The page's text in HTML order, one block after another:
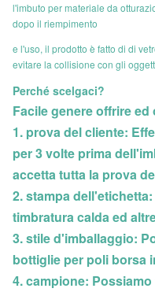
l'imbuto per materiale da
dopo il riempimento
e l'uso, il prodotto è fatto di di
evitare la collisione con gli
Perché scelgaci?
Facile genere offrire
1. prova del cliente:
per 3 volte prima
accetta tutta la prova
2. stampa
timbratura calda ed
3. stile d'imballaggio:
bottiglie per poli borsa
4. campione: